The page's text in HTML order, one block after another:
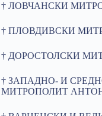
† ЛОВЧАНСКИ
† ПЛОВДИВСКИ
† ДОРОСТОЛСКИ
† ЗАПАДНО- И
МИТРОПОЛИТ